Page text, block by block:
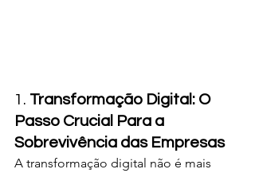
1. Transformação Digital: O
Passo Crucial Para a
Sobrevivência das Empresas
A transformação digital não é mais